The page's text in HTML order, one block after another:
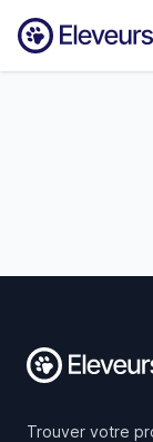
Trouver votre